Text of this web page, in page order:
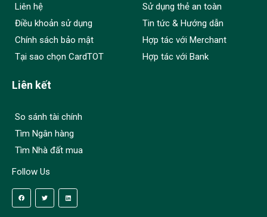
Liên hệ
Điều khoản sử dụng
Chính sách bảo mật
Tại sao chọn CardTOT
Sử dụng thẻ an toàn
Tin tức & Hướng dẫn
Hợp tác với Merchant
Hợp tác với Bank
Liên kết
So sánh tài chính
Tìm Ngân hàng
Tìm Nhà đất mua
Follow Us